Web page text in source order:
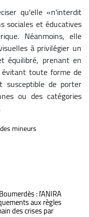
qu'elle «n'interdit
sociales et éducatives
Néanmoins, elle
à privilégier un
équilibré, prenant en
toute forme de
susceptible de porter
ou des catégories
mineurs
: l'ANIRA
aux règles
des crises par